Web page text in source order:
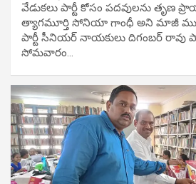
వేడుక‌లు పార్టీ కోసం ప‌ద‌వుల‌ను తృణ
త్యాగమూర్తి సోనియా గాంధీ అని మాజీ
పార్టీ సీనియ‌ర్ నాయ‌కులు దిగంబ‌ర్ రావు
సోమవారం…